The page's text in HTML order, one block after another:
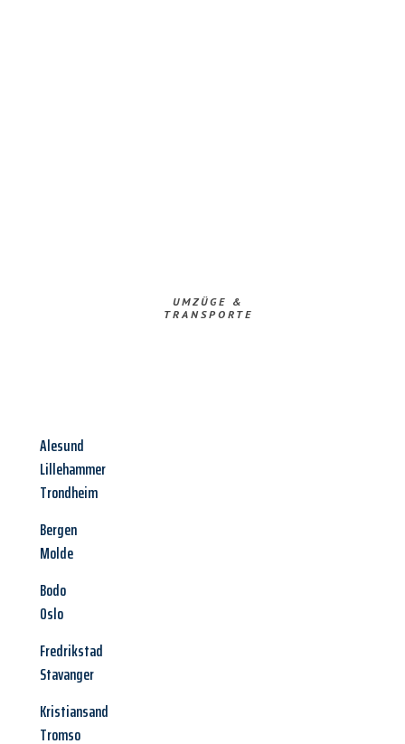
UMZÜGE &
TRANSPORTE
Alesund
Lillehammer
Trondheim
Bergen
Molde
Bodo
Oslo
Fredrikstad
Stavanger
Kristiansand
Tromso